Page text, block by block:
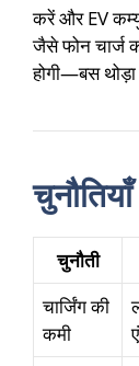
करें और EV
जैसे फोन चार्ज
होगी—बस थोड़ा
चुनौती
चार्जिंग की
कमी